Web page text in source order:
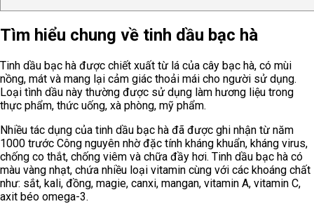
Tìm hiểu chung về tinh dầu bạc hà
Tinh dầu bạc hà được chiết xuất từ lá của cây bạc hà, có mùi
nồng, mát và mang lại cảm giác thoải mái cho người sử dụng.
Loại tình dầu này thường được sử dụng làm hương liệu trong
thực phẩm, thức uống, xà phòng, mỹ phẩm.
Nhiều tác dụng của tinh dầu bạc hà đã được ghi nhận từ năm
1000 trước Công nguyên nhờ đặc tính kháng khuẩn, kháng virus,
chống co thắt, chống viêm và chữa đầy hơi. Tinh dầu bạc hà có
màu vàng nhạt, chứa nhiều loại vitamin cùng với các khoáng chất
như: sắt, kali, đồng, magie, canxi, mangan, vitamin A, vitamin C,
axit béo omega-3.